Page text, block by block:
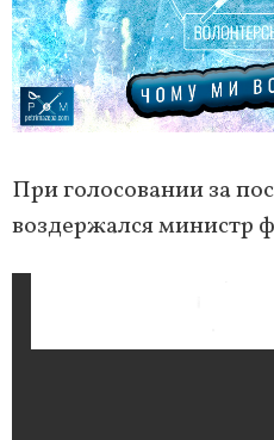
При голосовании за
воздержался министр